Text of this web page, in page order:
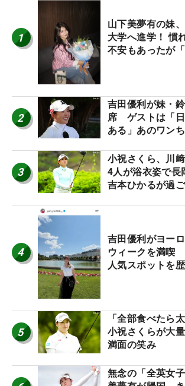
1
山下美夢有の妹
大学へ進学！ 慣
不安もあったが
2
吉田優利が妹・
席 ゲストは「
ある」あのワンち
3
小祝さくら、川
4人が浴衣姿で
吉本ひかるが過
4
吉田優利がヨー
ウィークを満喫
人気スポットを
5
「全部食べたら
小祝さくらが大
満面の笑み
無念の「全英女